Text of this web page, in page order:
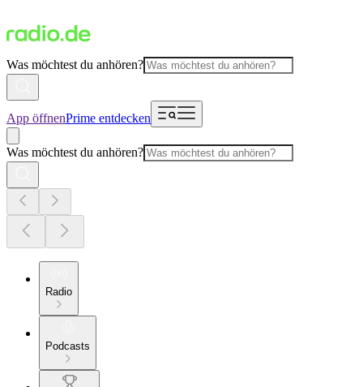
Was möchtest du anhören?
App öffnenPrime entdecken
Was möchtest du anhören?
Radio
Podcasts